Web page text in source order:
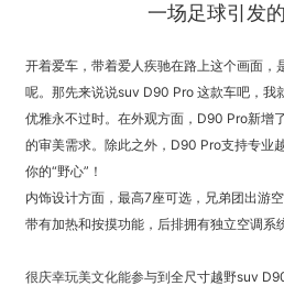
一场足球引发
开着爱车，带着爱人疾驰在路上这个画面，
呢。那先来说说suv D90 Pro 这款车吧，我
优雅永不过时。在外观方面，D90 Pro新增
的审美需求。除此之外，D90 Pro支持专业
你的“野心”！
内饰设计方面，最高7座可选，兄弟团出游
带有加热和按摸功能，后排拥有独立空调系
很庆幸玩美文化能参与到全尺寸越野suv